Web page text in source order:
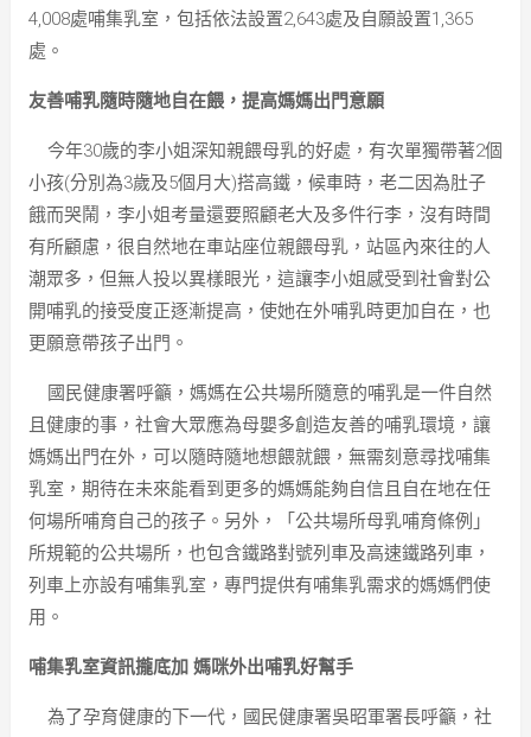
4,008處哺集乳室，包括依法設置2,643處及自願設置1,365
處。
友善哺乳隨時隨地自在餵，提高媽媽出門意願
今年30歲的李小姐深知親餵母乳的好處，有次單獨帶著2個
小孩(分別為3歲及5個月大)搭高鐵，候車時，老二因為肚子
餓而哭鬧，李小姐考量還要照顧老大及多件行李，沒有時間
有所顧慮，很自然地在車站座位親餵母乳，站區內來往的人
潮眾多，但無人投以異樣眼光，這讓李小姐感受到社會對公
開哺乳的接受度正逐漸提高，使她在外哺乳時更加自在，也
更願意帶孩子出門。
國民健康署呼籲，媽媽在公共場所隨意的哺乳是一件自然
且健康的事，社會大眾應為母嬰多創造友善的哺乳環境，讓
媽媽出門在外，可以隨時隨地想餵就餵，無需刻意尋找哺集
乳室，期待在未來能看到更多的媽媽能夠自信且自在地在任
何場所哺育自己的孩子。另外，「公共場所母乳哺育條例」
所規範的公共場所，也包含鐵路對號列車及高速鐵路列車，
列車上亦設有哺集乳室，專門提供有哺集乳需求的媽媽們使
用。
哺集乳室資訊攏底加 媽咪外出哺乳好幫手
為了孕育健康的下一代，國民健康署吳昭軍署長呼籲，社